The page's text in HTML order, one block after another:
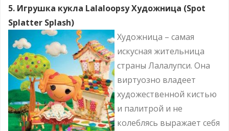
5. Игрушка кукла Lalaloopsy Художница (Spot
Splatter Splash)
Художница – самая
искусная жительница
страны Лалалупси. Она
виртуозно владеет
художественной кистью
и палитрой и не
колеблясь выражает себя